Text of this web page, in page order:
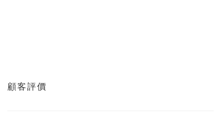
顧客評價